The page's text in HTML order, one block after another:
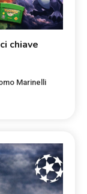
chiave
Marinelli